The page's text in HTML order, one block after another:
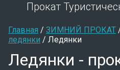
Прокат
Главная / ЗИМНИЙ ПРОКАТ
ледянки / Ледянки
Ледянки -